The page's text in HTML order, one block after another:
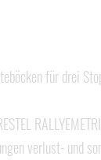
für drei
verlust- und